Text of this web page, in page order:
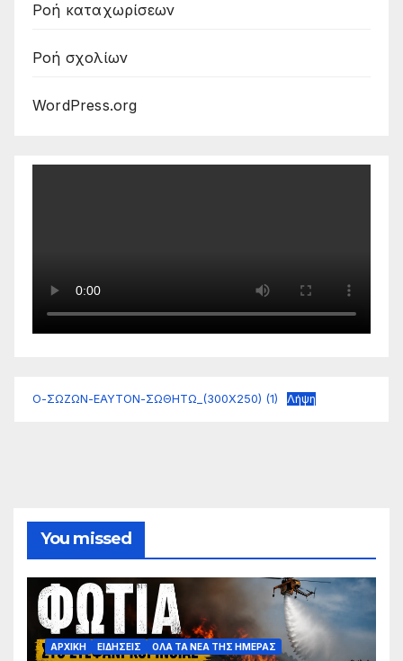
Ροή καταχωρίσεων
Ροή σχολίων
WordPress.org
Ο-ΣΩΖΩΝ-ΕΑΥΤΟΝ-ΣΩΘΗΤΩ_(300Χ250) (1) Λήψη
You missed
ΑΡΧΙΚΗ ΕΙΔΗΣΕΙΣ ΟΛΑ ΤΑ ΝΕΑ ΤΗΣ ΗΜΕΡΑΣ